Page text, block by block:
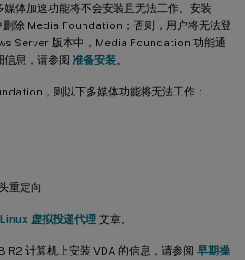
体加速功能将不会安装且无法工作。安装
除 Media Foundation；否则，用户将无法登
Server 版本中，Media Foundation 功能通
信息，请参阅 准备安装。
，则以下多媒体功能将无法工作：
重定向
Linux 虚拟投递代理 文章。
计算机上安装 VDA 的信息，请参阅 早期操